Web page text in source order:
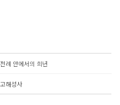
례 안에서의 희년
해성사